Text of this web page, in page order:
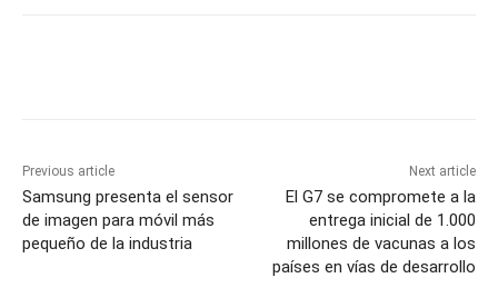
Previous article
Samsung presenta el sensor
de imagen para móvil más
pequeño de la industria
Next article
El G7 se compromete a la
entrega inicial de 1.000
millones de vacunas a los
países en vías de desarrollo